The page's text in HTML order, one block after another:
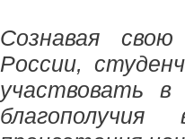
Сознавая
России,
участвовать